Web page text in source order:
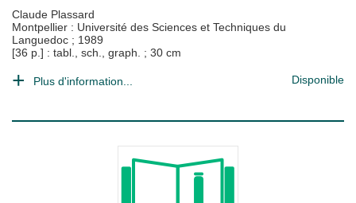
Claude Plassard
Montpellier : Université des Sciences et Techniques du
Languedoc ; 1989
[36 p.] : tabl., sch., graph. ; 30 cm
Plus d'information... Disponible